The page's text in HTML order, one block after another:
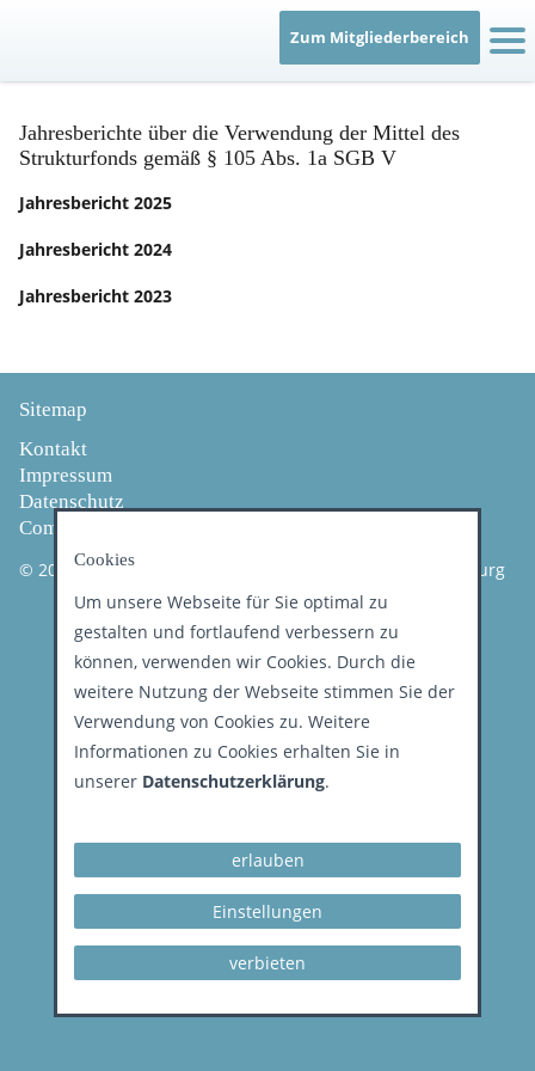
Qualität
Bereitschaftsdienst
Zum Mitgliederbereich
Jahresberichte über die Verwendung der Mittel des
Strukturfonds gemäß § 105 Abs. 1a SGB V
Jahresbericht 2025
Jahresbericht 2024
Jahresbericht 2023
Sitemap
Kontakt
Impressum
Datenschutz
Compliance
© 2026 Kassenzahnärztliche Vereinigung Land Brandenburg
Cookies
Um unsere Webseite für Sie optimal zu
gestalten und fortlaufend verbessern zu
können, verwenden wir Cookies. Durch die
weitere Nutzung der Webseite stimmen Sie der
Verwendung von Cookies zu. Weitere
Informationen zu Cookies erhalten Sie in
unserer Datenschutzerklärung.
erlauben
Einstellungen
verbieten